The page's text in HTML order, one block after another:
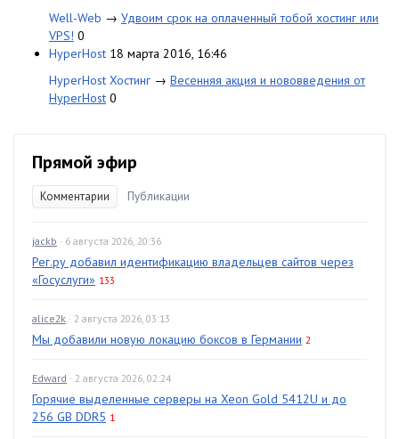
Well-Web → Удвоим срок на оплаченный тобой хостинг или
VPS! 0
HyperHost 18 марта 2016, 16:46
HyperHost Хостинг → Весенняя акция и нововведения от
HyperHost 0
Прямой эфир
Комментарии Публикации
jackb · 6 августа 2026, 20:36
Рег.ру добавил идентификацию владельцев сайтов через
«Госуслуги» 133
alice2k · 2 августа 2026, 03:13
Мы добавили новую локацию боксов в Германии 2
Edward · 2 августа 2026, 02:24
Горячие выделенные серверы на Xeon Gold 5412U и до
256 GB DDR5 1